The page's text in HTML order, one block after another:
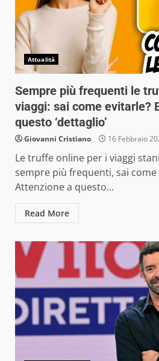
Attualità
Sempre più frequenti le
viaggi: sai come evitarle?
questo ‘dettaglio’
Giovanni Cristiano 16 Febbraio
Le truffe online per i viaggi
sempre più frequenti, sai
Attenzione a questo...
Read More